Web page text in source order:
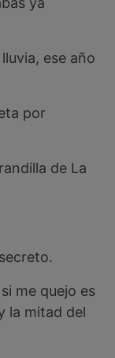
ese año
por
de La
me quejo es
la mitad del